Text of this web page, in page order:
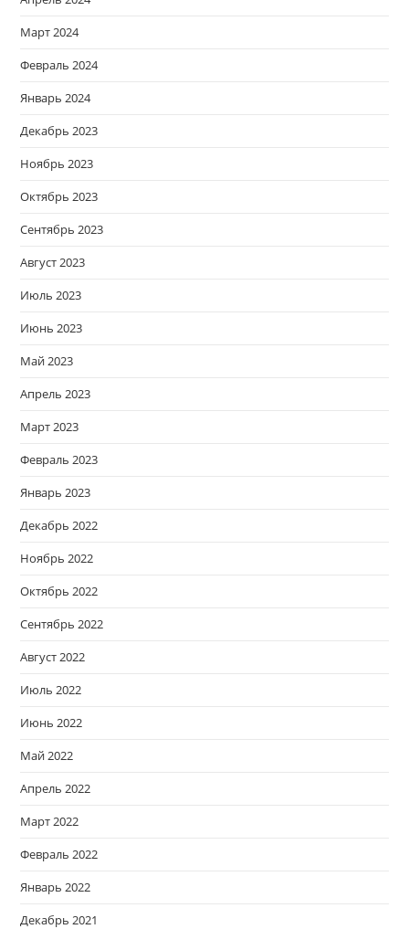
Март 2024
Февраль 2024
Январь 2024
Декабрь 2023
Ноябрь 2023
Октябрь 2023
Сентябрь 2023
Август 2023
Июль 2023
Июнь 2023
Май 2023
Апрель 2023
Март 2023
Февраль 2023
Январь 2023
Декабрь 2022
Ноябрь 2022
Октябрь 2022
Сентябрь 2022
Август 2022
Июль 2022
Июнь 2022
Май 2022
Апрель 2022
Март 2022
Февраль 2022
Январь 2022
Декабрь 2021